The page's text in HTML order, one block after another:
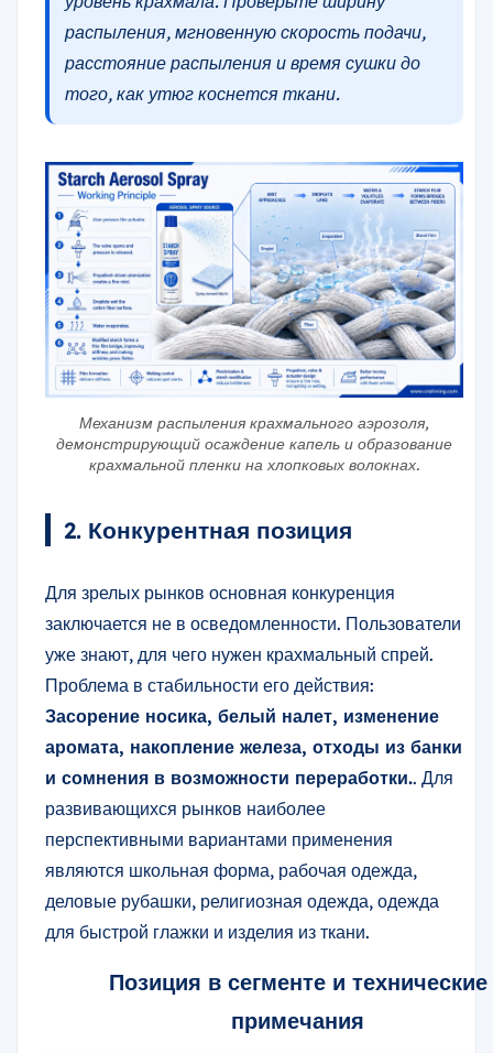
распыления, мгновенную скорость подачи,
расстояние распыления и время сушки до
того, как утюг коснется ткани.
Механизм распыления крахмального аэрозоля,
демонстрирующий осаждение капель и образование
крахмальной пленки на хлопковых волокнах.
2. Конкурентная позиция
Для зрелых рынков основная конкуренция
заключается не в осведомленности. Пользователи
уже знают, для чего нужен крахмальный спрей.
Проблема в стабильности его действия:
Засорение носика, белый налет, изменение
аромата, накопление железа, отходы из банки
и сомнения в возможности переработки.. Для
развивающихся рынков наиболее
перспективными вариантами применения
являются школьная форма, рабочая одежда,
деловые рубашки, религиозная одежда, одежда
для быстрой глажки и изделия из ткани.
Позиция в сегменте и технические
примечания